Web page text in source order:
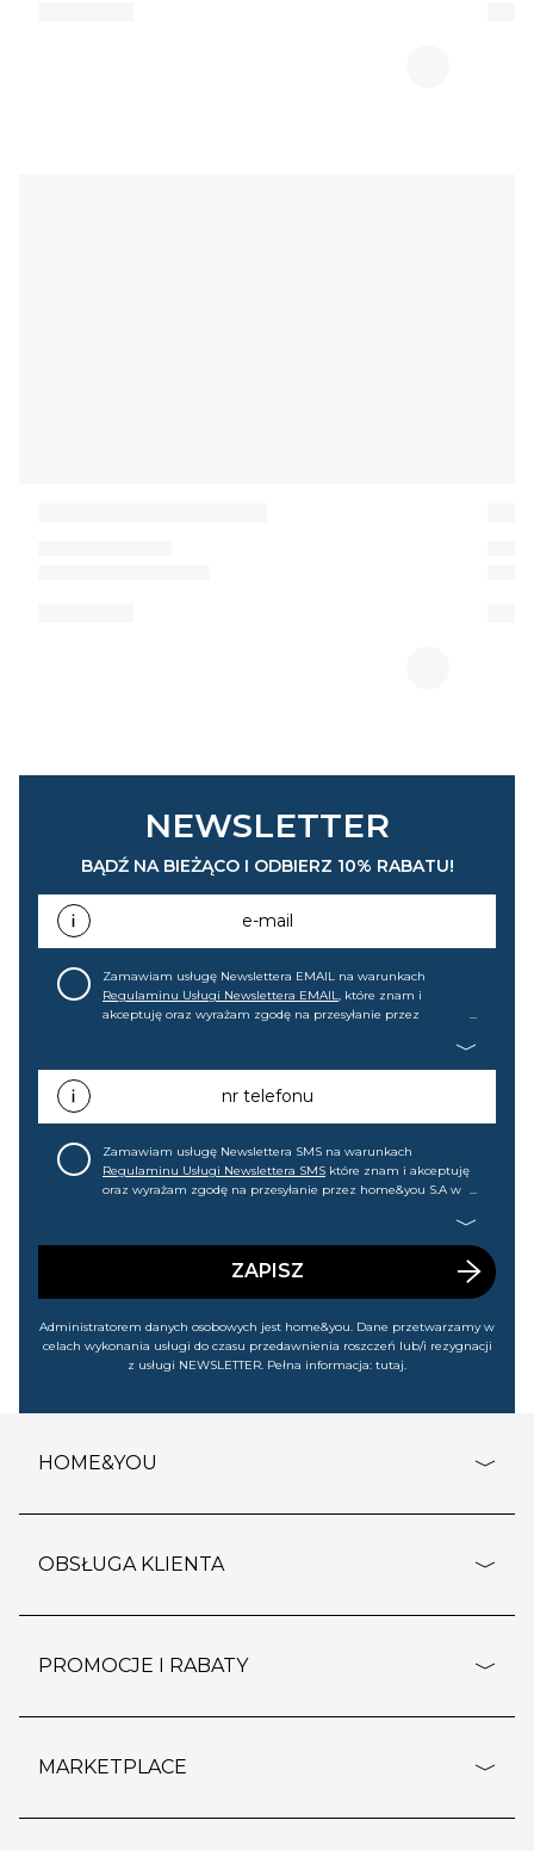
NEWSLETTER
BĄDŹ NA BIEŻĄCO I ODBIERZ 10% RABATU!
e-mail
Zamawiam usługę Newslettera EMAIL na warunkach
Regulaminu Usługi Newslettera EMAIL, które znam i
akceptuję oraz wyrażam zgodę na przesyłanie przez
promocjach, wyprzedażach). Wiem, że mogę tę zgodę w
każdej chwili cofnąć.nr telefonu
Zamawiam usługę Newslettera SMS na warunkach
Regulaminu Usługi Newslettera SMS które znam i akceptuję
oraz wyrażam zgodę na przesyłanie przez home&you S.A w
wyprzedażach). Wiem, że mogę tę zgodę w każdej chwili
ZAPISZ
Administratorem danych osobowych jest home&you. Dane przetwarzamy w
celach wykonania usługi do czasu przedawnienia roszczeń lub/i rezygnacji
z usługi NEWSLETTER. Pełna informacja: tutaj.
HOME&YOU
o firmie
polityka prywatności
kontakt
OBSŁUGA KLIENTA
dostawy i płatność
wypis z subskrypcji
regulamin sklepu
PROMOCJE I RABATY
outlet
MARKETPLACE